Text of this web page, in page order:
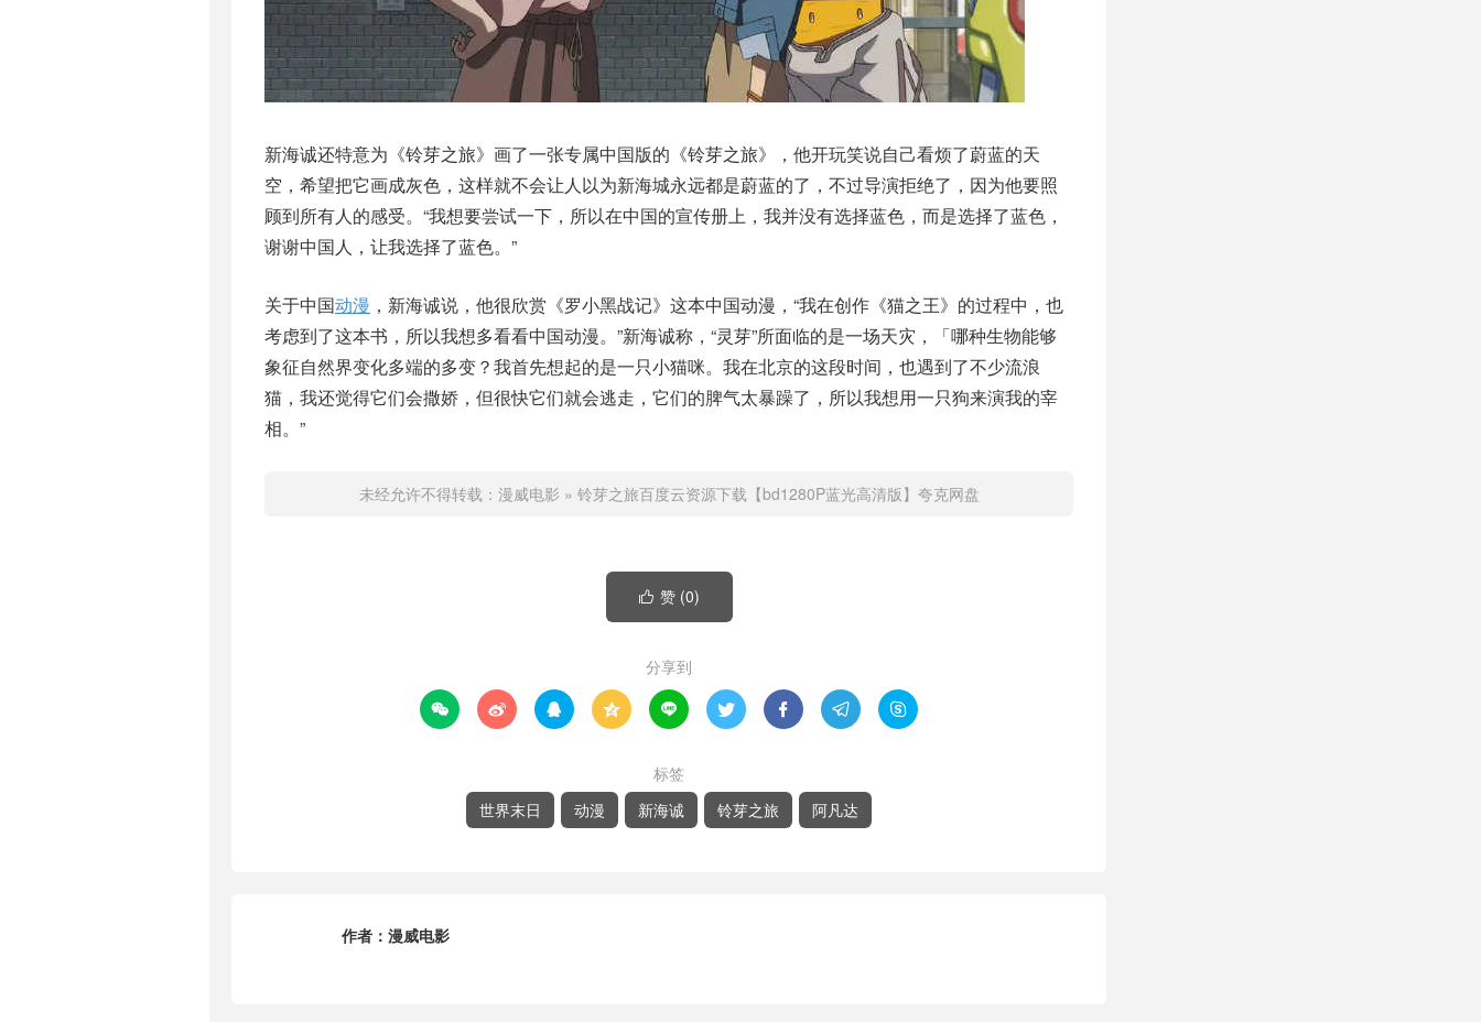
新海诚还特意为《铃芽之旅》画了一张专属中国版的《铃芽之旅》，他开玩笑说自己看烦了蔚蓝的天
空，希望把它画成灰色，这样就不会让人以为新海城永远都是蔚蓝的了，不过导演拒绝了，因为他要照
顾到所有人的感受。“我想要尝试一下，所以在中国的宣传册上，我并没有选择蓝色，而是选择了蓝色，
谢谢中国人，让我选择了蓝色。”
关于中国动漫 ，新海诚说，他很欣赏《罗小黑战记》这本中国动漫，“我在创作《猫之王》的过程中，也
考虑到了这本书，所以我想多看看中国动漫。”新海诚称，“灵芽”所面临的是一场天灾，「哪种生物能够
象征自然界变化多端的多变？我首先想起的是一只小猫咪。我在北京的这段时间，也遇到了不少流浪
猫，我还觉得它们会撒娇，但很快它们就会逃走，它们的脾气太暴躁了，所以我想用一只狗来演我的宰
相。”
未经允许不得转载： 漫威电影 » 铃芽之旅百度云资源下载【bd1280P蓝光高清版】夸克网盘
 赞 (0)
分享到
        
标签
世界末日
动漫 新海诚 铃芽之旅 阿凡达
作者： 漫威电影